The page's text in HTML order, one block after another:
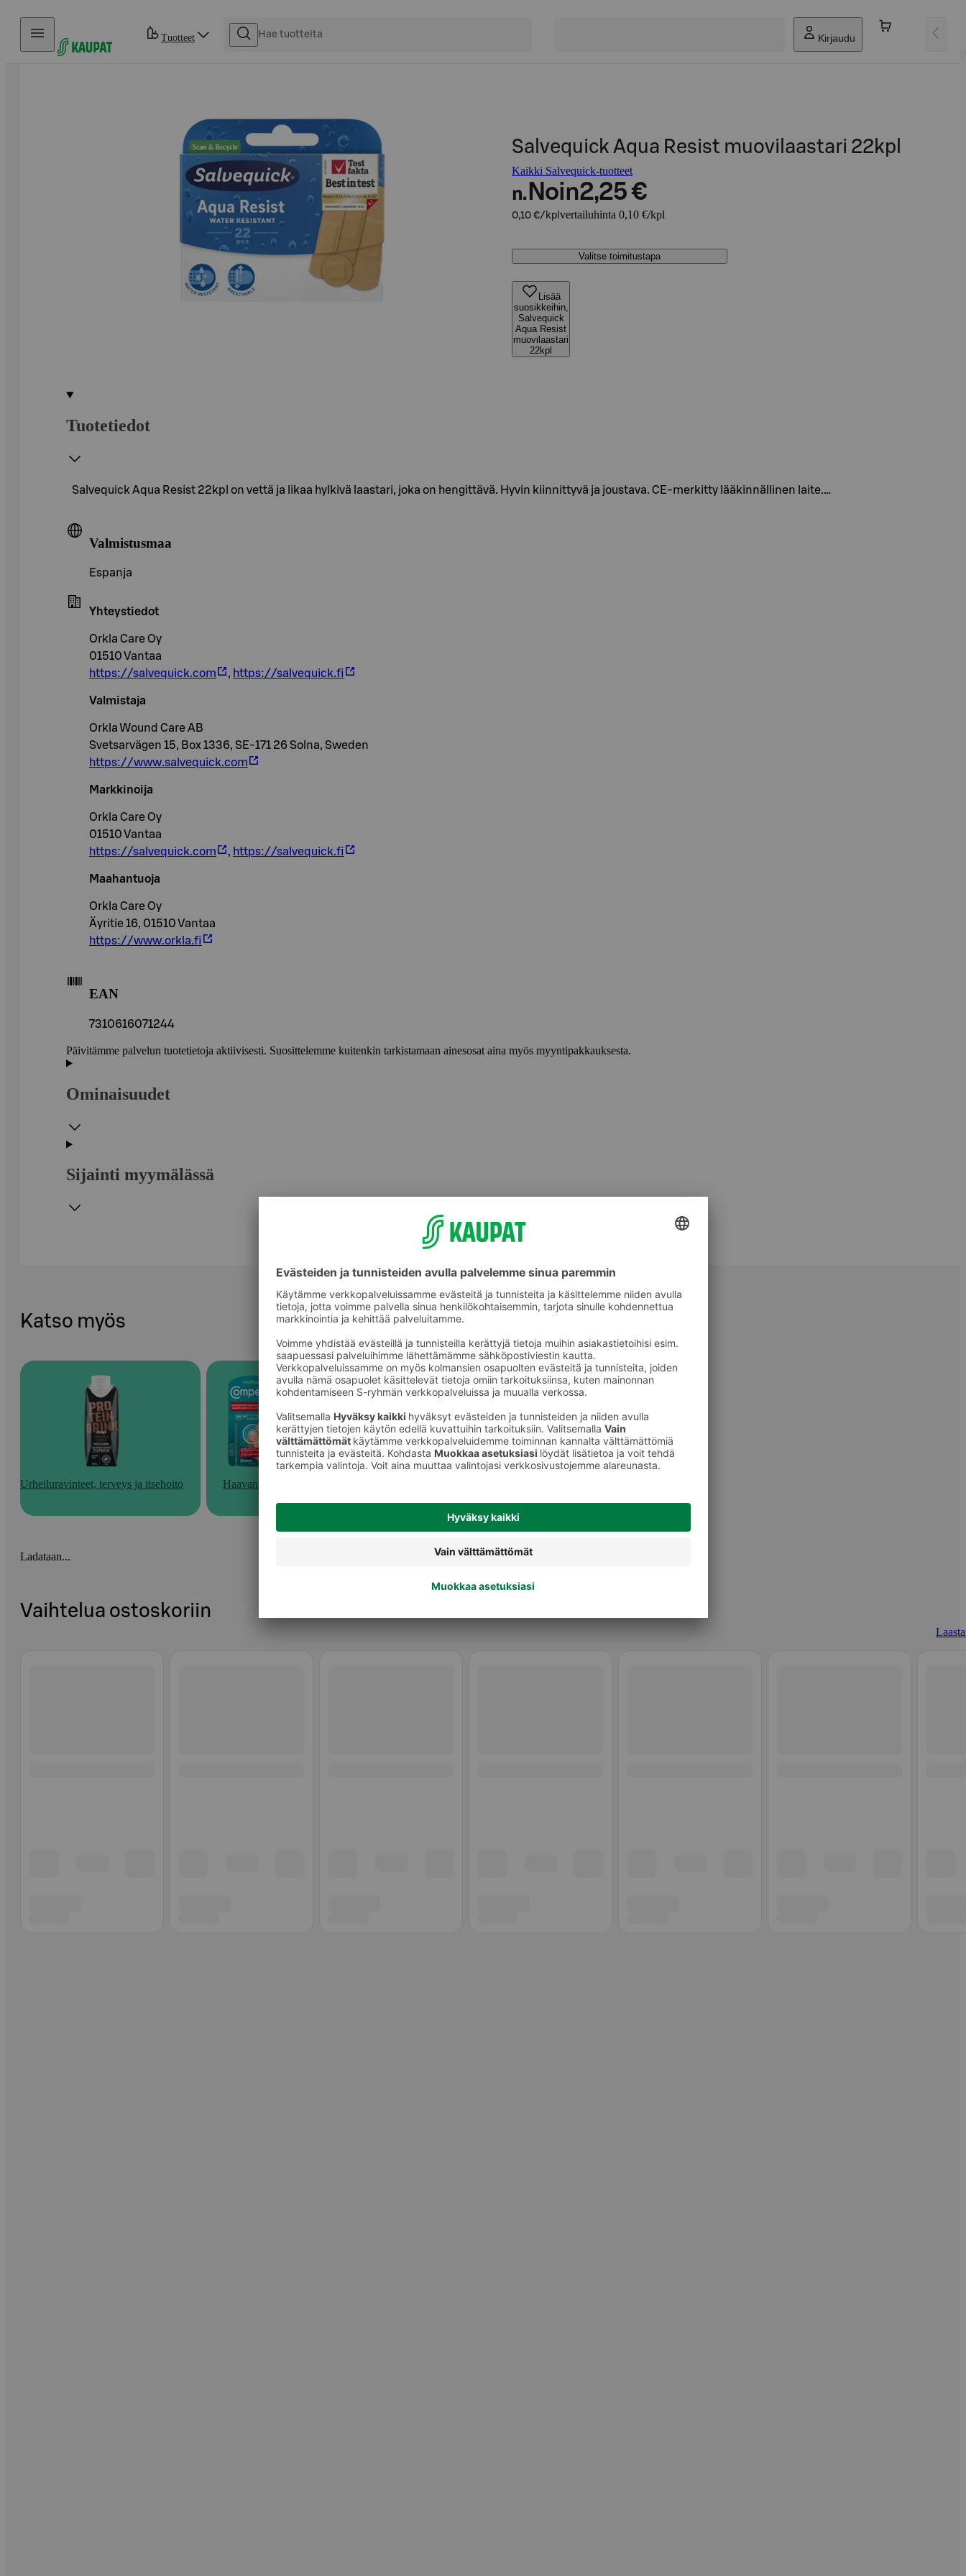
Hyppää sisältöön
Tuotteet Kirjaudu
Salvequick Aqua Resist muovilaastari 22kpl
Kaikki Salvequick-tuotteet
n. Noin2,25 €
0,10 €/kpl vertailuhinta 0,10 €/kpl
Valitse toimitustapa
Lisää
suosikkeihin,
Salvequick
Aqua Resist
muovilaastari
22kpl
Tuotetiedot
Salvequick Aqua Resist 22kpl on vettä ja likaa hylkivä laastari, joka on hengittävä. Hyvin kiinnittyvä ja joustava. CE-merkitty lääkinnällinen laite.…
Valmistusmaa
Espanja
Yhteystiedot
Orkla Care Oy
01510 Vantaa
https://salvequick.com
, https://salvequick.fi
Valmistaja
Orkla Wound Care AB
Svetsarvägen 15, Box 1336, SE-171 26 Solna, Sweden
https://www.salvequick.com
Markkinoija
Orkla Care Oy
01510 Vantaa
https://salvequick.com
, https://salvequick.fi
Maahantuoja
Orkla Care Oy
Äyritie 16, 01510 Vantaa
https://www.orkla.fi
EAN
7310616071244
Päivitämme palvelun tuotetietoja aktiivisesti. Suosittelemme kuitenkin tarkistamaan ainesosat aina myös myyntipakkauksesta.
Ominaisuudet
Sijainti myymälässä
Katso myös
Urheiluravinteet, terveys ja itsehoito Haavanhoito
Ladataan...
Vaihtelua ostoskoriin